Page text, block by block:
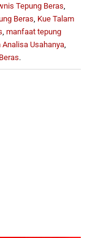
Tepung Beras
Beras Kue Talam
manfaat tepung
Analisa Usahanya
.